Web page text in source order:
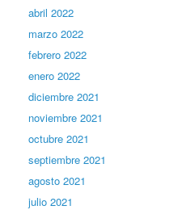
abril 2022
marzo 2022
febrero 2022
enero 2022
diciembre 2021
noviembre 2021
octubre 2021
septiembre 2021
agosto 2021
julio 2021